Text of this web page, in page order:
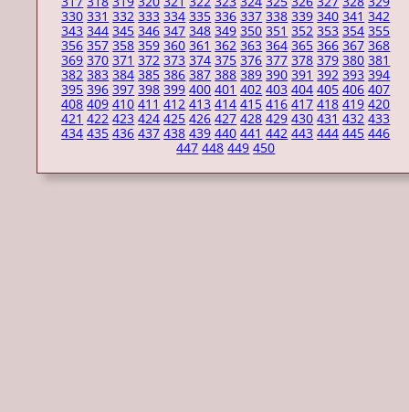
330 331 332 333 334 335 336 337 338 339 340 341 342
343 344 345 346 347 348 349 350 351 352 353 354 355
356 357 358 359 360 361 362 363 364 365 366 367 368
369 370 371 372 373 374 375 376 377 378 379 380 381
382 383 384 385 386 387 388 389 390 391 392 393 394
395 396 397 398 399 400 401 402 403 404 405 406 407
408 409 410 411 412 413 414 415 416 417 418 419 420
421 422 423 424 425 426 427 428 429 430 431 432 433
434 435 436 437 438 439 440 441 442 443 444 445 446
447 448 449 450